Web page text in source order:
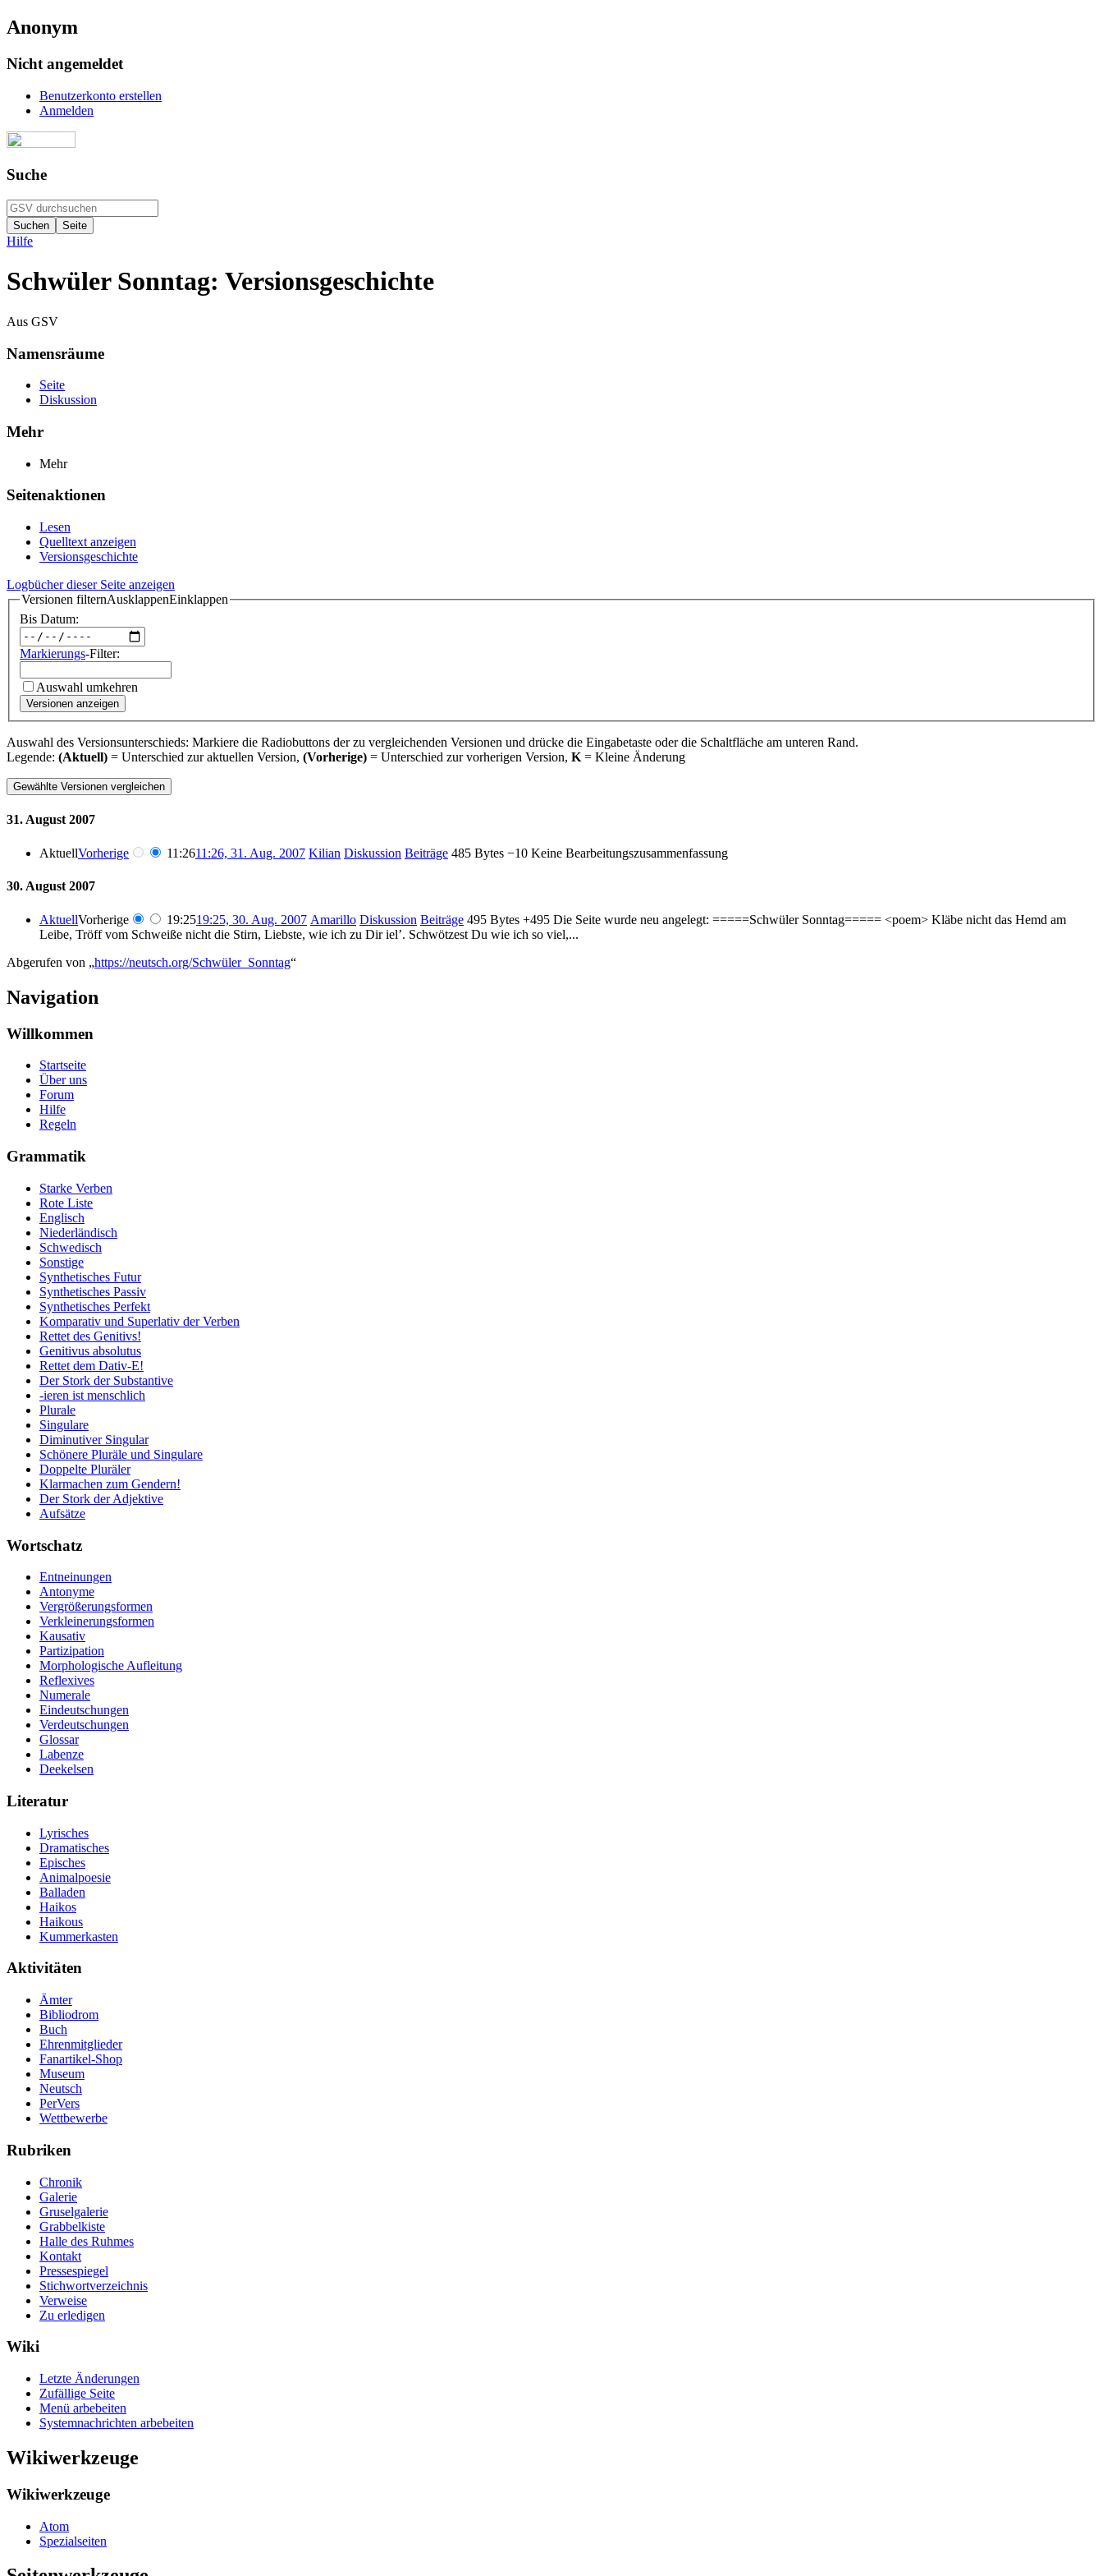
Anonym
Nicht angemeldet
Benutzerkonto erstellen
Anmelden
Suche
Hilfe
Schwüler Sonntag: Versionsgeschichte
Aus GSV
Namensräume
Seite
Diskussion
Mehr
Mehr
Seitenaktionen
Lesen
Quelltext anzeigen
Versionsgeschichte
Logbücher dieser Seite anzeigen
Versionen filternAusklappenEinklappen
Bis Datum:
Markierungs-Filter:
Auswahl umkehren
Versionen anzeigen
Auswahl des Versionsunterschieds: Markiere die Radiobuttons der zu vergleichenden Versionen und drücke die Eingabetaste oder die Schaltfläche am unteren Rand.
Legende: (Aktuell) = Unterschied zur aktuellen Version, (Vorherige) = Unterschied zur vorherigen Version, K = Kleine Änderung
31. August 2007
AktuellVorherige 11:2611:26, 31. Aug. 2007 Kilian Diskussion Beiträge 485 Bytes −10 Keine Bearbeitungszusammenfassung
30. August 2007
AktuellVorherige 19:2519:25, 30. Aug. 2007 Amarillo Diskussion Beiträge 495 Bytes +495 Die Seite wurde neu angelegt: =====Schwüler Sonntag===== <poem> Kläbe nicht das Hemd am
Leibe, Tröff vom Schweiße nicht die Stirn, Liebste, wie ich zu Dir iel’. Schwötzest Du wie ich so viel,...
Abgerufen von „https://neutsch.org/Schwüler_Sonntag“
Navigation
Willkommen
Startseite
Über uns
Forum
Hilfe
Regeln
Grammatik
Starke Verben
Rote Liste
Englisch
Niederländisch
Schwedisch
Sonstige
Synthetisches Futur
Synthetisches Passiv
Synthetisches Perfekt
Komparativ und Superlativ der Verben
Rettet des Genitivs!
Genitivus absolutus
Rettet dem Dativ-E!
Der Stork der Substantive
-ieren ist menschlich
Plurale
Singulare
Diminutiver Singular
Schönere Pluräle und Singulare
Doppelte Pluräler
Klarmachen zum Gendern!
Der Stork der Adjektive
Aufsätze
Wortschatz
Entneinungen
Antonyme
Vergrößerungsformen
Verkleinerungsformen
Kausativ
Partizipation
Morphologische Aufleitung
Reflexives
Numerale
Eindeutschungen
Verdeutschungen
Glossar
Labenze
Deekelsen
Literatur
Lyrisches
Dramatisches
Episches
Animalpoesie
Balladen
Haikos
Haikous
Kummerkasten
Aktivitäten
Ämter
Bibliodrom
Buch
Ehrenmitglieder
Fanartikel-Shop
Museum
Neutsch
PerVers
Wettbewerbe
Rubriken
Chronik
Galerie
Gruselgalerie
Grabbelkiste
Halle des Ruhmes
Kontakt
Pressespiegel
Stichwortverzeichnis
Verweise
Zu erledigen
Wiki
Letzte Änderungen
Zufällige Seite
Menü arbebeiten
Systemnachrichten arbebeiten
Wikiwerkzeuge
Wikiwerkzeuge
Atom
Spezialseiten